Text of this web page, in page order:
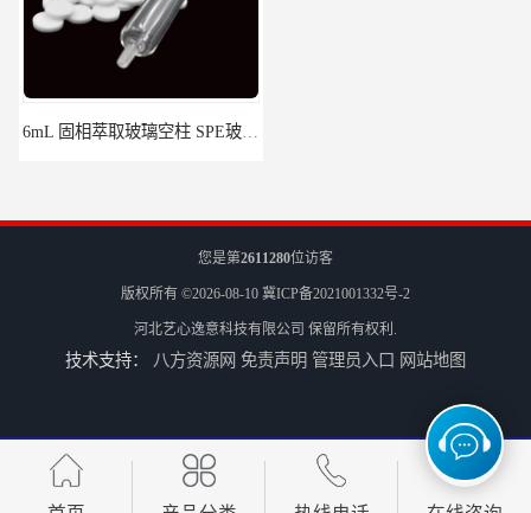
6mL 固相萃取玻璃空柱 SPE玻璃空柱
您是第2611280位访客
版权所有 ©2026-08-10 冀ICP备2021001332号-2
河北艺心逸意科技有限公司 保留所有权利.
技术支持： 八方资源网 免责声明 管理员入口 网站地图